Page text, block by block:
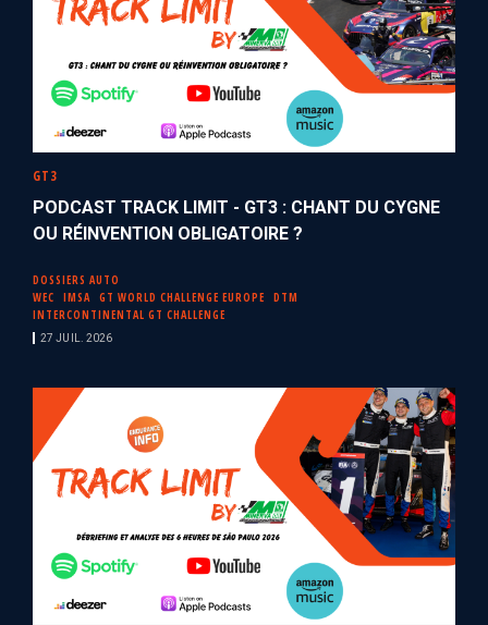
GT3
PODCAST TRACK LIMIT - GT3 : CHANT DU CYGNE
OU RÉINVENTION OBLIGATOIRE ?
DOSSIERS AUTO
WEC
IMSA GT WORLD CHALLENGE EUROPE
DTM
INTERCONTINENTAL GT CHALLENGE
27 JUIL. 2026